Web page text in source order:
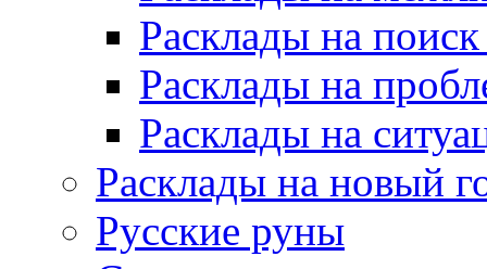
Расклады на
Расклады на
Расклады на
Расклады на новый
Русские руны